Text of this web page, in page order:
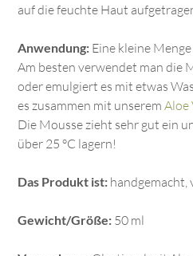
auf die feuchte Haut
Anwendung: Eine kleine
Am besten verwendet man die
oder emulgiert es mit etwas
es zusammen mit unserem Aloe
Die Mousse zieht sehr gut ein
über 25 °C lagern!
Das Produkt ist: handgemacht,
Gewicht/Größe: 50 ml